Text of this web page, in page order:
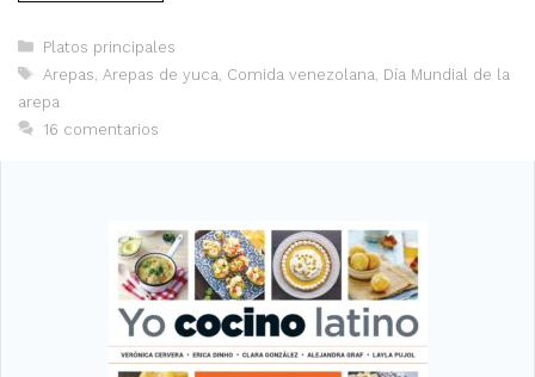
Categorías
Platos principales
Etiquetas
Arepas Arepas de yuca Comida venezolana Día Mundial de la
arepa
16 comentarios